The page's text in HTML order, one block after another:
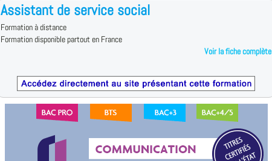
Assistant de service social
Formation à distance
Formation disponible partout en France
Voir la fiche complète